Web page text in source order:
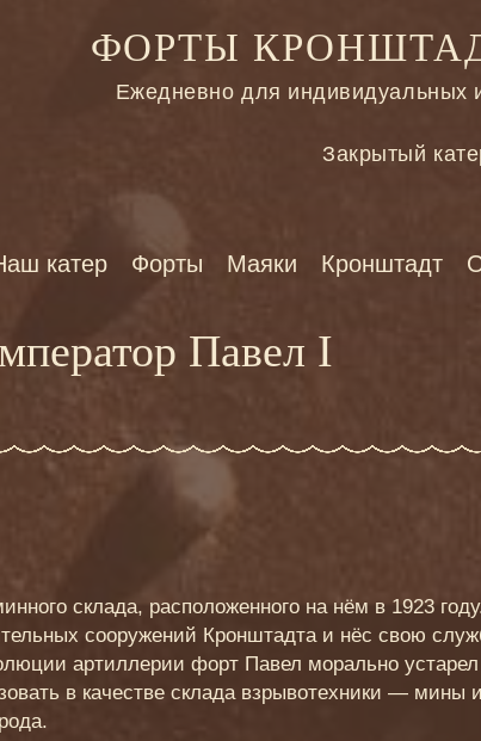
ФОРТЫ
Ежедневно для индивидуальных
Закрытый
катер Форты Маяки Кронштадт
Павел I
склада, расположенного на нём в 1923
сооружений Кронштадта и нёс свою
артиллерии форт Павел морально
в качестве склада взрывотехники — мины